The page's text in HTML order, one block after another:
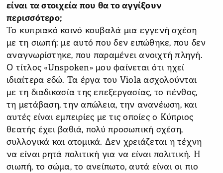
είναι τα στοιχεία που θα το αγγίξουν
περισσότερο;
Το κυπριακό κοινό κουβαλά μια εγγενή σχέση
με τη σιωπή: με αυτό που δεν ειπώθηκε, που δεν
αναγνωρίστηκε, που παραμένει ανοιχτή πληγή.
Ο τίτλος «Unspoken» μου φαίνεται ότι ηχεί
ιδιαίτερα εδώ. Τα έργα του Viola ασχολούνται
με τη διαδικασία της επεξεργασίας, το πένθος,
τη μετάβαση, την απώλεια, την ανανέωση, και
αυτές είναι εμπειρίες με τις οποίες ο Κύπριος
θεατής έχει βαθιά, πολύ προσωπική σχέση,
συλλογικά και ατομικά. Δεν χρειάζεται η τέχνη
να είναι ρητά πολιτική για να είναι πολιτική. Η
σιωπή, το σώμα, το ανείπωτο, αυτά είναι οι πιο